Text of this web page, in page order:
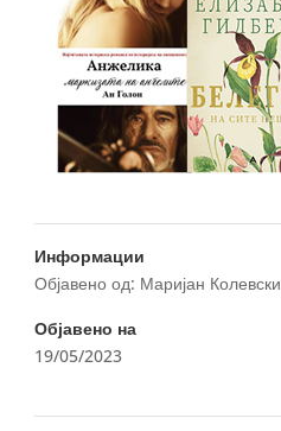
Информации
Објавено од: Маријан Колевски
Објавено на
19/05/2023